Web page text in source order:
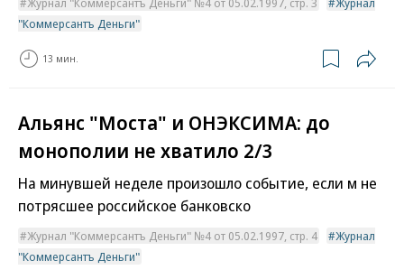
"Коммерсантъ Деньги"
13 мин.
Альянс "Моста" и ОНЭКСИМА: до
монополии не хватило 2/3
На минувшей неделе произошло событие, если м не
потрясшее российское банковско
Журнал "Коммерсантъ Деньги" №4 от 05.02.1997, стр. 4
Журнал
"Коммерсантъ Деньги"